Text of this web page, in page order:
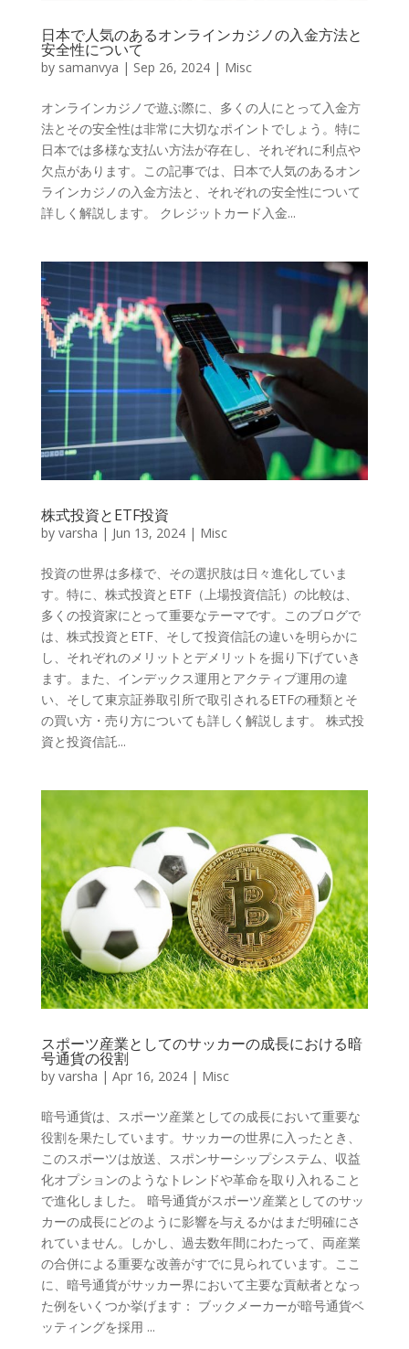
日本で人気のあるオンラインカジノの入金方法と
安全性について
by samanvya | Sep 26, 2024| Misc
オンラインカジノで遊ぶ際に、多くの人にとって入金方
法とその安全性は非常に大切なポイントでしょう。特に
日本では多様な支払い方法が存在し、それぞれに利点や
欠点があります。この記事では、日本で人気のあるオン
ラインカジノの入金方法と、それぞれの安全性について
詳しく解説します。 クレジットカード入金...
株式投資とETF投資
by varsha | Jun 13, 2024| Misc
投資の世界は多様で、その選択肢は日々進化していま
す。特に、株式投資とETF（上場投資信託）の比較は、
多くの投資家にとって重要なテーマです。このブログで
は、株式投資とETF、そして投資信託の違いを明らかに
し、それぞれのメリットとデメリットを掘り下げていき
ます。また、インデックス運用とアクティブ運用の違
い、そして東京証券取引所で取引されるETFの種類とそ
の買い方・売り方についても詳しく解説します。 株式投
資と投資信託...
スポーツ産業としてのサッカーの成長における暗
号通貨の役割
by varsha | Apr 16, 2024| Misc
暗号通貨は、スポーツ産業としての成長において重要な
役割を果たしています。サッカーの世界に入ったとき、
このスポーツは放送、スポンサーシップシステム、収益
化オプションのようなトレンドや革命を取り入れること
で進化しました。 暗号通貨がスポーツ産業としてのサッ
カーの成長にどのように影響を与えるかはまだ明確にさ
れていません。しかし、過去数年間にわたって、両産業
の合併による重要な改善がすでに見られています。ここ
に、暗号通貨がサッカー界において主要な貢献者となっ
た例をいくつか挙げます： ブックメーカーが暗号通貨ベ
ッティングを採用 ...